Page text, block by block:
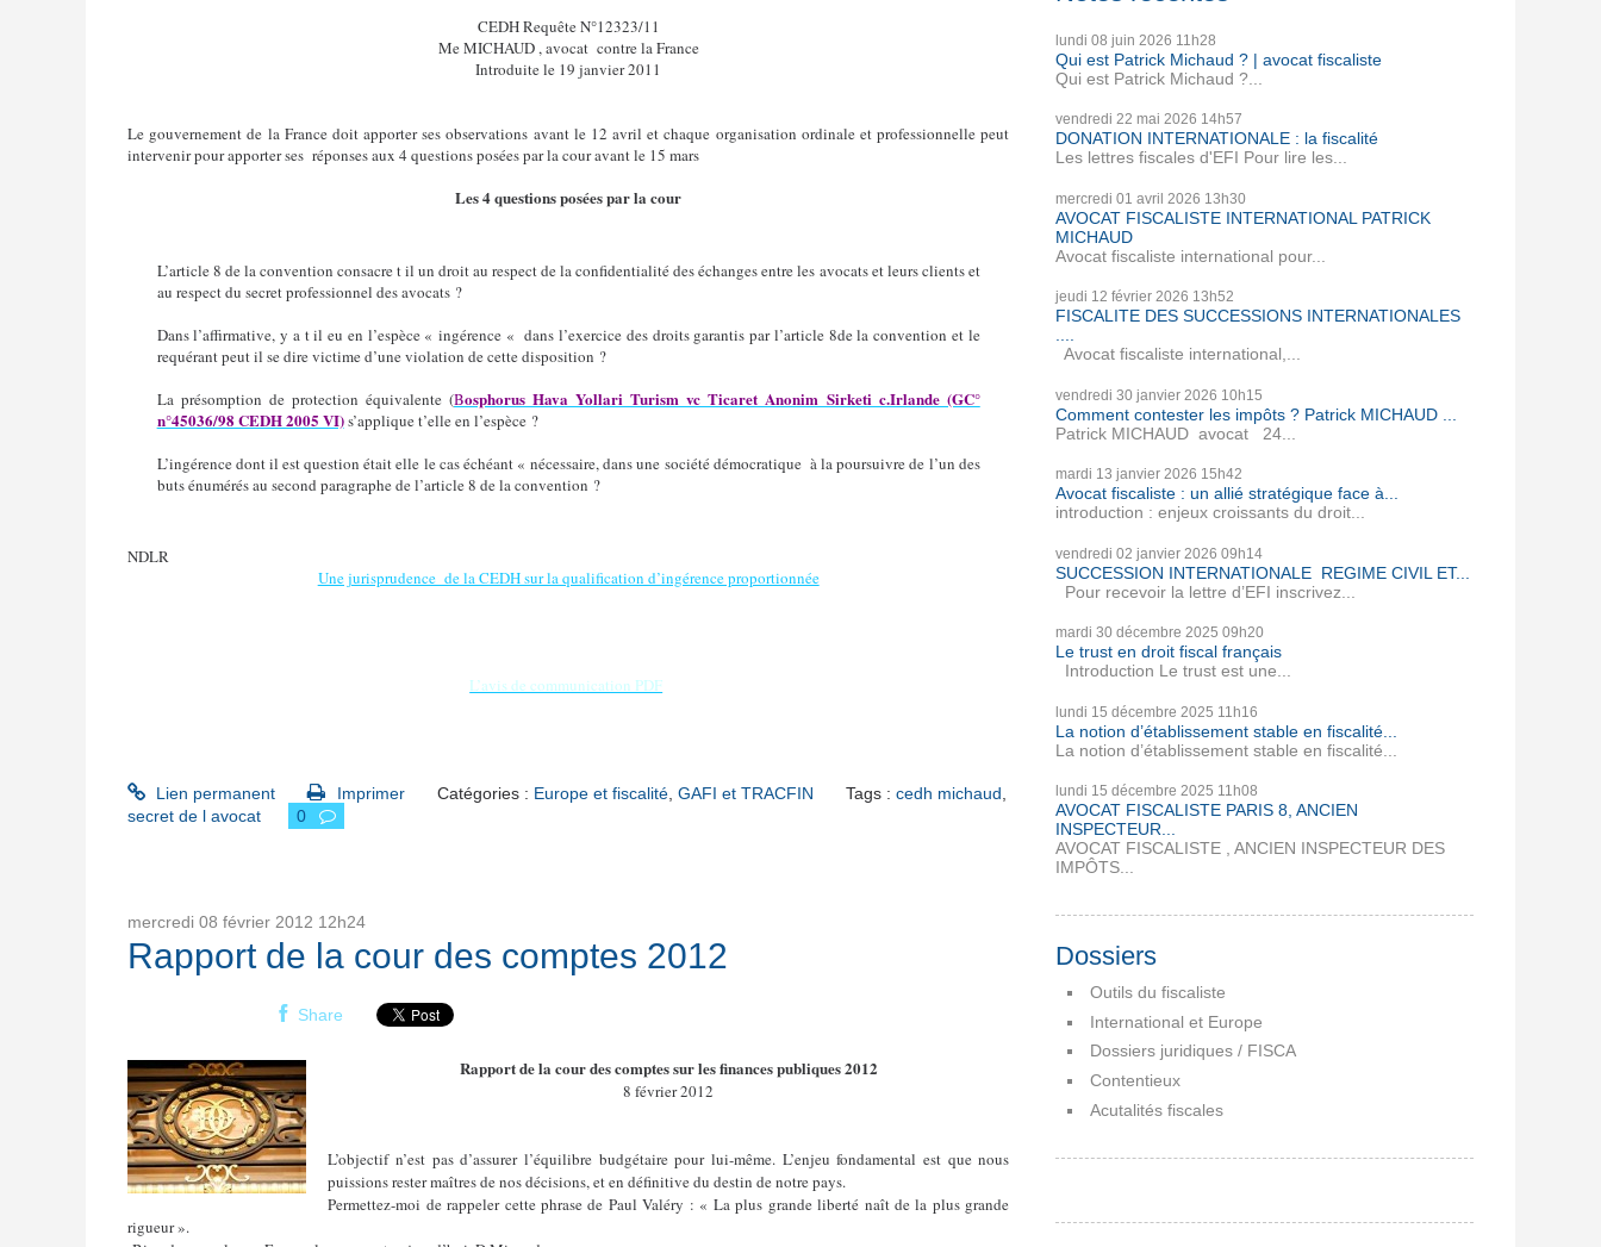
CEDH Requête N°12323/11
Me MICHAUD , avocat contre la France
Introduite le 19 janvier 2011
Le gouvernement de la France doit apporter ses observations avant le 12 avril et chaque organisation ordinale et professionnelle peut
intervenir pour apporter ses réponses aux 4 questions posées par la cour avant le 15 mars
Les 4 questions posées par la cour
L’article 8 de la convention consacre t il un droit au respect de la confidentialité des échanges entre les avocats et leurs clients et
au respect du secret professionnel des avocats ?
Dans l’affirmative, y a t il eu en l’espèce « ingérence « dans l’exercice des droits garantis par l’article 8de la convention et le
requérant peut il se dire victime d’une violation de cette disposition ?
La présomption de protection équivalente (Bosphorus Hava Yollari Turism vc Ticaret Anonim Sirketi c.Irlande (GC°
n°45036/98 CEDH 2005 VI)s’applique t’elle en l’espèce ?
L’ingérence dont il est question était elle le cas échéant « nécessaire, dans une société démocratique à la poursuivre de l’un des
buts énumérés au second paragraphe de l’article 8 de la convention ?
NDLR
Une jurisprudence de la CEDH sur la qualification d’ingérence proportionnée
L’avis de communication PDF
Lien permanent Imprimer Catégories : Europe et fiscalité, GAFI et TRACFIN Tags :cedh michaud
secret de l avocat
0
mercredi 08 février 2012 12h24
Rapport de la cour des comptes 2012
Share
Rapport de la cour des comptes sur les finances publiques 2012
8 février 2012
L’objectif n’est pas d’assurer l’équilibre budgétaire pour lui-même. L’enjeu fondamental est que nous
puissions rester maîtres de nos décisions, et en définitive du destin de notre pays.
Permettez-moi de rappeler cette phrase de Paul Valéry : « La plus grande liberté naît de la plus grande
rigueur ».
lundi 08 juin 2026 11h28
Qui est Patrick Michaud ? | avocat fiscaliste
Qui est Patrick Michaud ?...
vendredi 22 mai 2026 14h57
DONATION INTERNATIONALE : la fiscalité
Les lettres fiscales d'EFI Pour lire les...
mercredi 01 avril 2026 13h30
AVOCAT FISCALISTE INTERNATIONAL PATRICK
MICHAUD
Avocat fiscaliste international pour...
jeudi 12 février 2026 13h52
FISCALITE DES SUCCESSIONS INTERNATIONALES
Avocat fiscaliste international,...
vendredi 30 janvier 2026 10h15
Comment contester les impôts ? Patrick MICHAUD ...
Patrick MICHAUD avocat 24...
mardi 13 janvier 2026 15h42
Avocat fiscaliste : un allié stratégique face à...
introduction : enjeux croissants du droit...
vendredi 02 janvier 2026 09h14
SUCCESSION INTERNATIONALE REGIME CIVIL ET...
Pour recevoir la lettre d’EFI inscrivez...
mardi 30 décembre 2025 09h20
Le trust en droit fiscal français
Introduction Le trust est une...
lundi 15 décembre 2025 11h16
La notion d’établissement stable en fiscalité...
La notion d’établissement stable en fiscalité...
lundi 15 décembre 2025 11h08
AVOCAT FISCALISTE PARIS 8, ANCIEN
INSPECTEUR...
AVOCAT FISCALISTE , ANCIEN INSPECTEUR DES
IMPÔTS...
Dossiers
Outils du fiscaliste
International et Europe
Dossiers juridiques / FISCA
Contentieux
Acutalités fiscales